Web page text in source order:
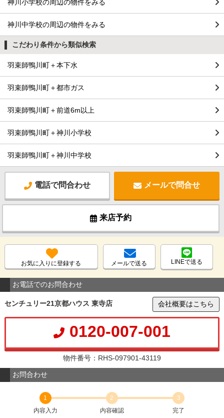
神川小学校の周辺の物件をみる
神川中学校の周辺の物件をみる
こだわり条件から類似検索
羽束師鴨川町＋本下水
羽束師鴨川町＋都市ガス
羽束師鴨川町＋前道6m以上
羽束師鴨川町＋神川小学校
羽束師鴨川町＋神川中学校
電話で問合わせ メールで問合せ
来店予約
お気に入りに登録する メールで送る LINEで送る
お電話でのお問合わせ
センチュリー21京都ハウス 東寺店 会社概要はこちら
0120-007-001
物件番号：RHS-097901-43119
お問合わせ
1
内容入力
2
内容確認
3
完了